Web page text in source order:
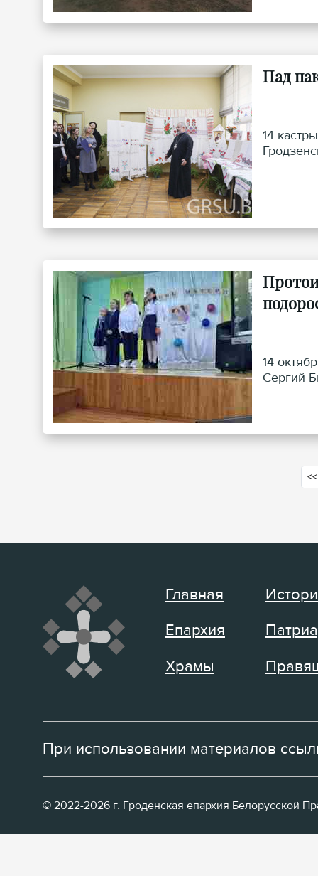
Пад
14
14
Сергий
<<
Главная
Епархия
Храмы
При использовании материалов
© 2022-2026 г. Гроденская епархия Белорусской